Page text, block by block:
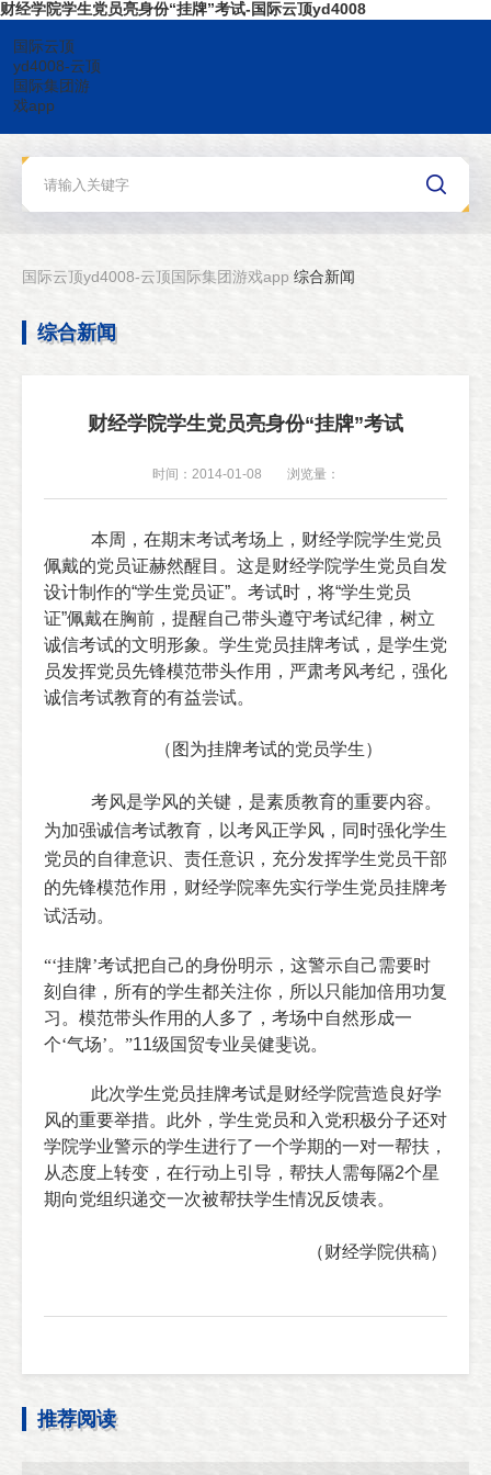
财经学院学生党员亮身份“挂牌”考试-国际云顶yd4008
国际云顶
yd4008-云顶
国际集团游
戏app
国际云顶yd4008-云顶国际集团游戏app 综合新闻
综合新闻
财经学院学生党员亮身份“挂牌”考试
时间：2014-01-08 浏览量：
本周，在期末考试考场上，财经学院学生党员
佩戴的党员证赫然醒目。这是财经学院学生党员自发
设计制作的“学生党员证”。考试时，将“学生党员
证”佩戴在胸前，提醒自己带头遵守考试纪律，树立
诚信考试的文明形象。学生党员挂牌考试，是学生党
员发挥党员先锋模范带头作用，严肃考风考纪，强化
诚信考试教育的有益尝试。
（图为挂牌考试的党员学生）
考风是学风的关键，是素质教育的重要内容。
为加强诚信考试教育，以考风正学风，同时强化学生
党员的自律意识、责任意识，充分发挥学生党员干部
的先锋模范作用，财经学院率先实行学生党员挂牌考
试活动。
“‘挂牌’考试把自己的身份明示，这警示自己需要时
刻自律，所有的学生都关注你，所以只能加倍用功复
习。模范带头作用的人多了，考场中自然形成一
个‘气场’。”11级国贸专业吴健斐说。
此次学生党员挂牌考试是财经学院营造良好学
风的重要举措。此外，学生党员和入党积极分子还对
学院学业警示的学生进行了一个学期的一对一帮扶，
从态度上转变，在行动上引导，帮扶人需每隔2个星
期向党组织递交一次被帮扶学生情况反馈表。
（财经学院供稿）
推荐阅读